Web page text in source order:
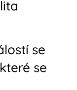
se
se